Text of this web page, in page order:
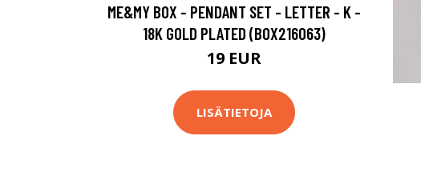
ME&MY BOX - PENDANT SET - LETTER - K -
18K GOLD PLATED (BOX216063)
19 EUR
LISÄTIETOJA